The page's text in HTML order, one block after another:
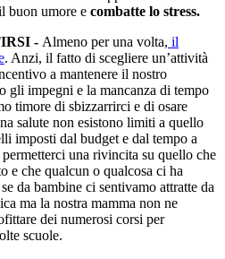
buon umore e combatte lo stress.
- Almeno per una volta, il
. Anzi, il fatto di scegliere un’attività
a mantenere il nostro
gli impegni e la mancanza di tempo
timore di sbizzarrirci e di osare
salute non esistono limiti a quello
imposti dal budget e dal tempo a
una rivincita su quello che
e che qualcun o qualcosa ci ha
da bambine ci sentivamo attratte da
ma la nostra mamma non ne
dei numerosi corsi per
scuole.